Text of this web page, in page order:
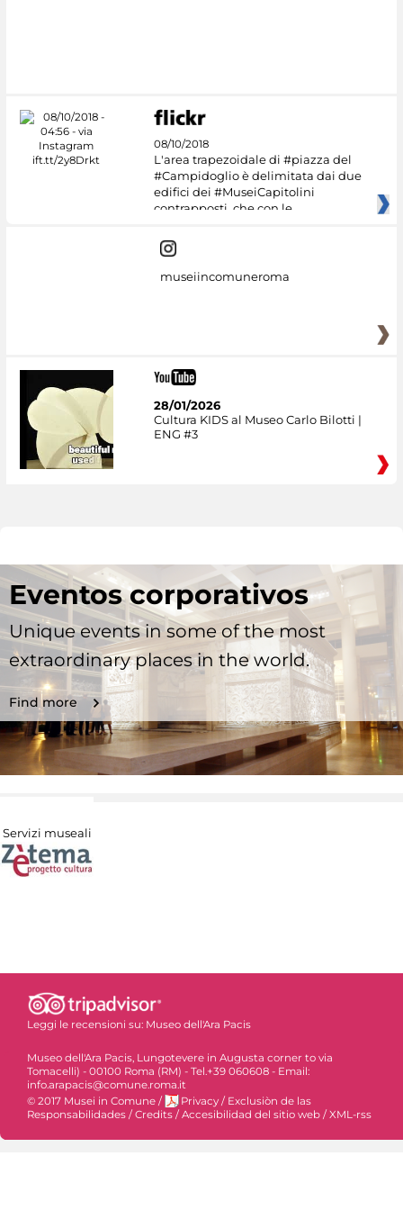
08/10/2018
L'area trapezoidale di #piazza del
#Campidoglio è delimitata dai due
edifici dei #MuseiCapitolini
contrapposti, che con le
museiincomuneroma
28/01/2026
Cultura KIDS al Museo Carlo Bilotti |
ENG #3
Eventos corporativos
Unique events in some of the most
extraordinary places in the world.
Find more
Servizi museali
Leggi le recensioni su: Museo dell'Ara Pacis
Museo dell'Ara Pacis, Lungotevere in Augusta corner to via
Tomacelli) - 00100 Roma (RM) - Tel.+39 060608 - Email:
info.arapacis@comune.roma.it
© 2017 Musei in Comune / Privacy / Exclusiòn de las
Responsabilidades /Credits /Accesibilidad del sitio web /XML-rss